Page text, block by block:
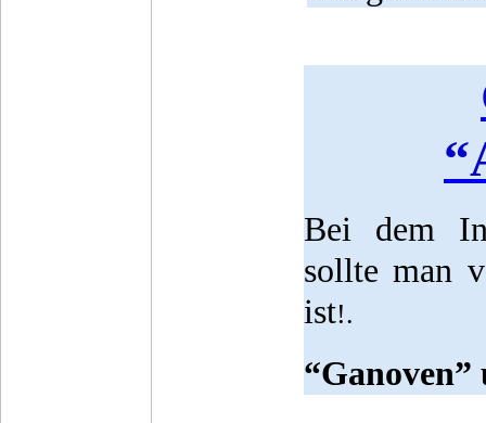
Bei dem
sollte man
ist!.
“Ganoven”